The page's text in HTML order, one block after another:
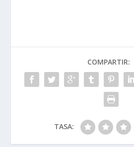
o
o
k
dI
n
A
p
p
ar
ti
r
COMPARTIR:
TASA: